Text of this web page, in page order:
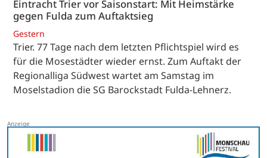
Eintracht Trier vor Saisonstart: Mit Heimstärke
gegen Fulda zum Auftaktsieg
Gestern
Trier. 77 Tage nach dem letzten Pflichtspiel wird es
für die Mosestädter wieder ernst. Zum Auftakt der
Regionalliga Südwest wartet am Samstag im
Moselstadion die SG Barockstadt Fulda-Lehnerz.